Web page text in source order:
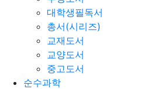
대학생필독서
총서(시리즈)
교재도서
교양도서
중고도서
순수과학